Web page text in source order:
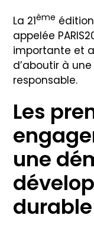
La 21ème
appelée
importante et
d’aboutir à
responsable.
Les
une